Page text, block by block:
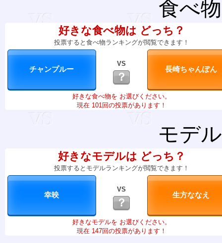
食べ
好きな食べ物は どっち？
投票すると食べ物ランキングが閲覧できます！
VS
？
好きな食べ物を お選びください。
現在 101回の投票があります！
モデ
好きなモデルは どっち？
投票するとモデルランキングが閲覧できます！
VS
？
好きなモデルを お選びください。
現在 147回の投票があります！